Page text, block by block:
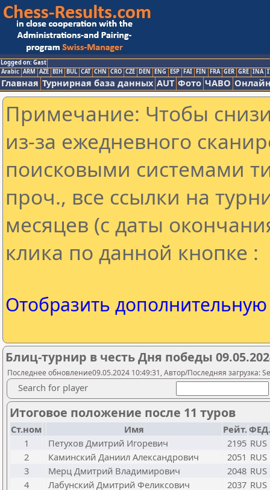
Logged on: Gast
Arabic ARM AZE BIH BUL CAT CHN CRO CZE DEN ENG ESP FAI FIN FRA GER GRE INA
Главная Турнирная база данных AUT Фото ЧАВО
Примечание: Чтобы
из-за ежедневного
поисковыми системами
проч., все ссылки на
месяцев (с даты
клика по данной кнопке :
Отобразить
Блиц-турнир в честь Дня победы
Последнее обновление09.05.2024 10:49:31, Автор/Последняя загрузка:
Search for player
Итоговое положение после 11 туров
Ст.ном Имя Рейт.ФЕД.
1
Петухов Дмитрий Игоревич 2195 RUS
2
Каминский Даниил Александрович 2051 RUS
3
Мерц Дмитрий Владимирович 2048 RUS
4
Лабунский Дмитрий Феликсович 2037 RUS